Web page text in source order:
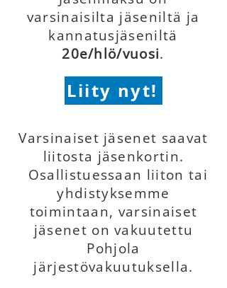
varsinaisilta jäseniltä ja
kannatusjäseniltä
20e/hlö/vuosi.
Liity nyt!
Varsinaiset jäsenet saavat
liitosta jäsenkortin.
Osallistuessaan liiton tai
yhdistyksemme
toimintaan, varsinaiset
jäsenet on vakuutettu
Pohjola
järjestövakuutuksella.